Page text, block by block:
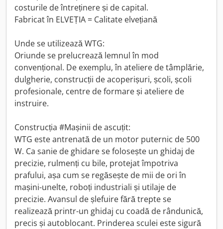
costurile de întreținere și de capital.
Fabricat în ELVEȚIA = Calitate elvețiană
Unde se utilizează WTG:
Oriunde se prelucrează lemnul în mod
convențional. De exemplu, în ateliere de tâmplărie,
dulgherie, construcții de acoperișuri, școli, școli
profesionale, centre de formare și ateliere de
instruire.
Construcția #Mașinii de ascuțit:
WTG este antrenată de un motor puternic de 500
W. Ca sanie de ghidare se folosește un ghidaj de
precizie, rulmenți cu bile, protejat împotriva
prafului, așa cum se regăsește de mii de ori în
mașini-unelte, roboți industriali și utilaje de
precizie. Avansul de șlefuire fără trepte se
realizează printr-un ghidaj cu coadă de rândunică,
precis și autoblocant. Prinderea sculei este sigură